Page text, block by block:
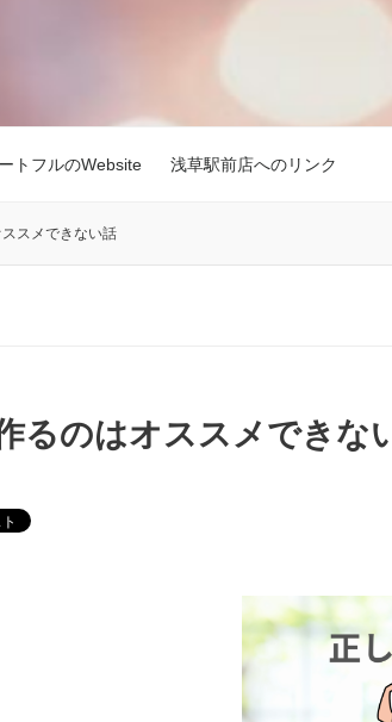
トフルのWebsite 浅草駅前店へのリンク
スメできない話
るのはオススメできな